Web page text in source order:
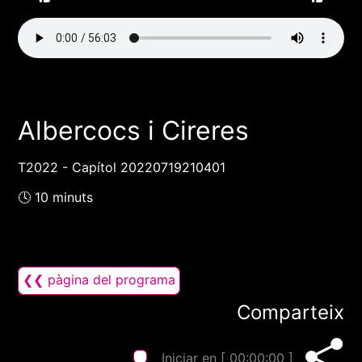
Albercocs i Cireres
T2022 - Capítol 20220719210401
🕓 10 minuts
❮❮ pàgina del programa
Comparteix
Iniciar en [ 00:00:00 ]